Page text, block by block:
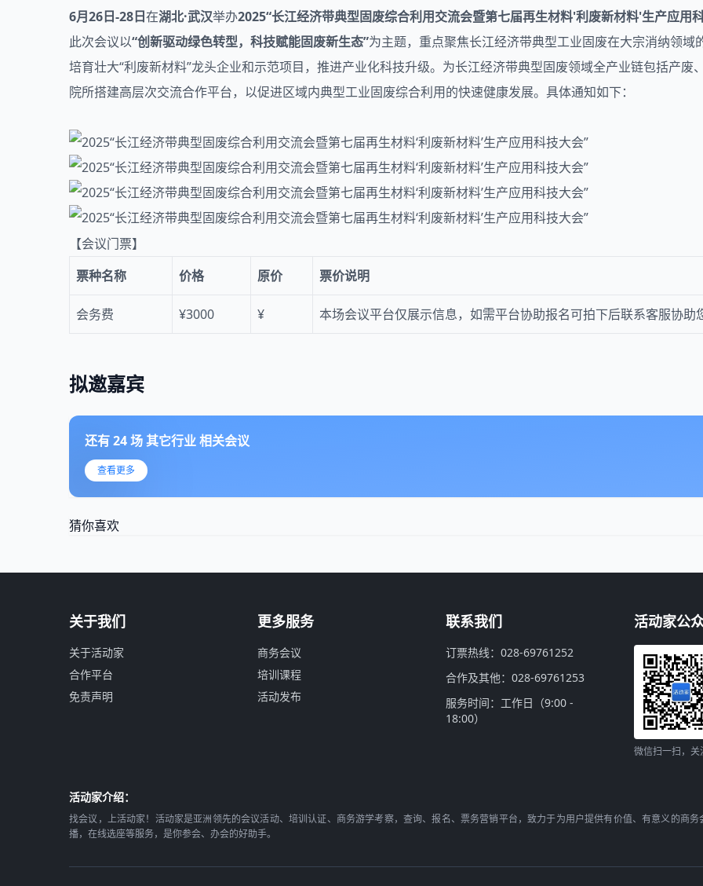
6月26日-28日在湖北·武汉举办2025“长江经济带典型固废综合利用交流会暨第七届再生材料'利废新材料'生产应用
此次会议以“创新驱动绿色转型，科技赋能固废新生态”为主题，重点聚焦长江经济带典型工业固废在大宗消纳领
培育壮大“利废新材料”龙头企业和示范项目，推进产业化科技升级。为长江经济带典型固废领域全产业链包括产
院所搭建高层次交流合作平台，以促进区域内典型工业固废综合利用的快速健康发展。具体通知如下：
【会议门票】
票种名称
价格 原价 票价说明
会务费 ¥3000 ¥ 本场会议平台仅展示信息，如需平台协助报名可拍下后联系客服协助
拟邀嘉宾
还有24场其它行业相关会议
查看更多
猜你喜欢
关于我们
关于活动家
合作平台
免责声明
更多服务
商务会议
培训课程
活动发布
联系我们
订票热线：028-69761252
合作及其他：028-69761253
服务时间：工作日（9:00 -
18:00）
活动家公
微信扫一扫，关
活动家介绍：
找会议，上活动家！活动家是亚洲领先的会议活动、培训认证、商务游学考察，查询、报名、票务营销平台，致力于为用户提供有价值、有意义的商
播，在线选座等服务，是你参会、办会的好助手。